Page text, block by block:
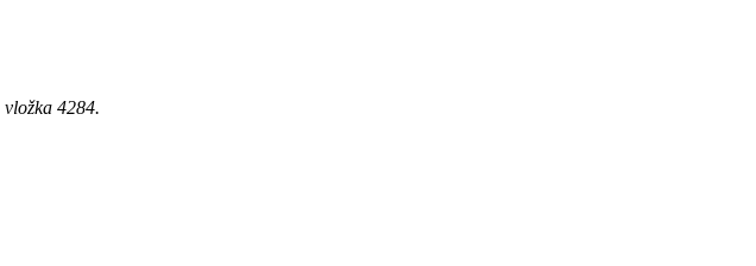
4284.